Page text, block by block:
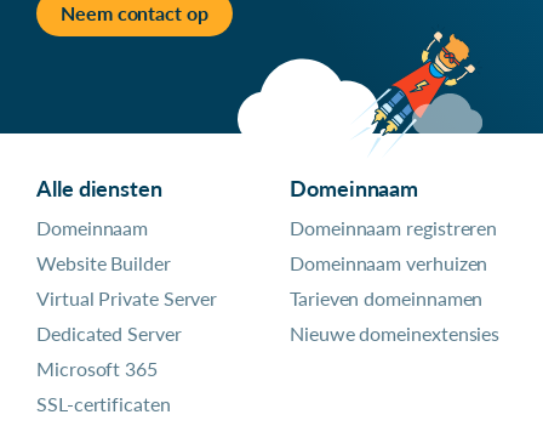
Neem contact op
Alle diensten
Domeinnaam
Website Builder
Virtual Private Server
Dedicated Server
Microsoft 365
SSL-certificaten
Domeinnaam
Domeinnaam registreren
Domeinnaam verhuizen
Tarieven domeinnamen
Nieuwe domeinextensies